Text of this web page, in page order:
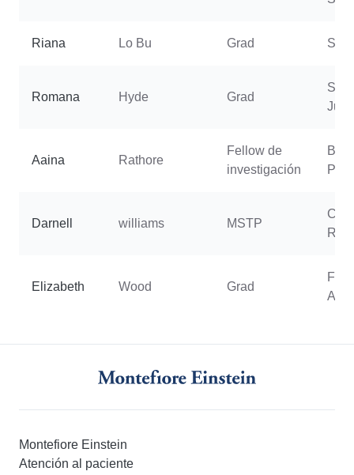
Riana Lo Bu Grad
Romana Hyde Grad
Julie
Aaina Rathore
Fellow de
investigación
Darnell williams MSTP
Elizabeth Wood Grad
Montefiore Einstein
Atención al paciente